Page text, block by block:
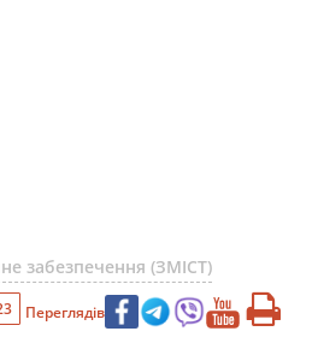
забезпечення (ЗМІСТ)
Переглядів